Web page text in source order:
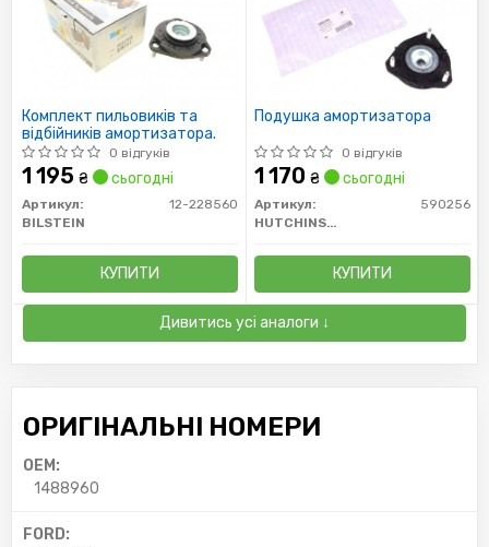
Комплект пильовиків та
відбійників амортизатора.
0 відгуків
1 195 ₴ сьогодні
Артикул:
12-228560
BILSTEIN
КУПИТИ
Подушка амортизатора
0 відгуків
1 170 ₴ сьогодні
Артикул:
590256
HUTCHINSON
КУПИТИ
Дивитись усі аналоги ↓
ОРИГІНАЛЬНІ НОМЕРИ
OEM:
1488960
FORD: